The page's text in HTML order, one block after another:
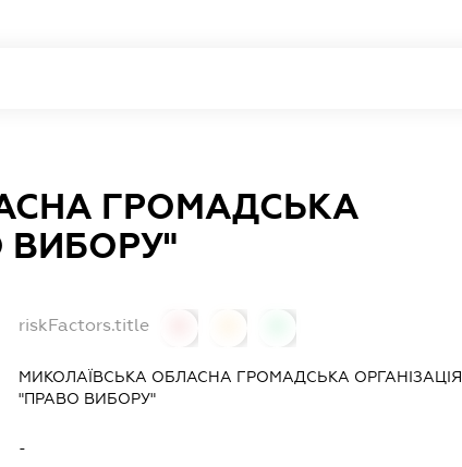
ГРОМАДСЬКА
ВИБОРУ"
riskFactors.title
МИКОЛАЇВСЬКА ОБЛАСНА ГРОМАДСЬКА ОРГАНІЗАЦІЯ
"ПРАВО ВИБОРУ"
-